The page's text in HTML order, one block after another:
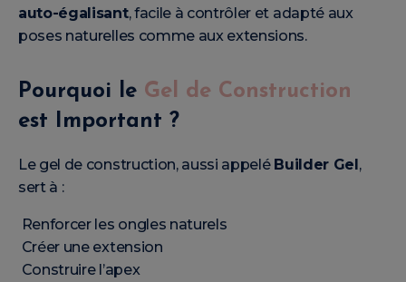
auto-égalisant, facile à contrôler et adapté aux
poses naturelles comme aux extensions.
Pourquoi le Gel de Construction
est Important ?
Le gel de construction, aussi appelé Builder Gel,
sert à :
Renforcer les ongles naturels
Créer une extension
Construire l’apex